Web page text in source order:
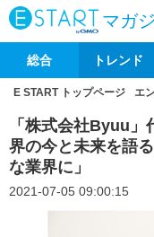
マガ
総合 トレンド
E START トップページ エ
「株式会社Byuu
界の今と未来を語
な業界に」
2021-07-05 09:00:15